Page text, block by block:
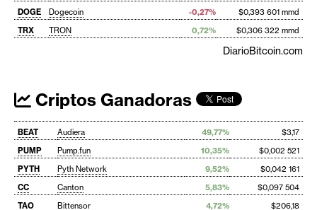
DOGE
Dogecoin -0,27%
$0,393 601 mmd
TRX
TRON 0,72% $0,306 322 mmd
DiarioBitcoin.com
Criptos Ganadoras
BEAT Audiera 49,77%
$3,17
PUMP
Pump.fun 10,35%
$0,002 521
PYTH
Pyth Network 9,52%
$0,042 161
CC
Canton 5,83%
$0,097 504
TAO
Bittensor 4,72%
$206,18